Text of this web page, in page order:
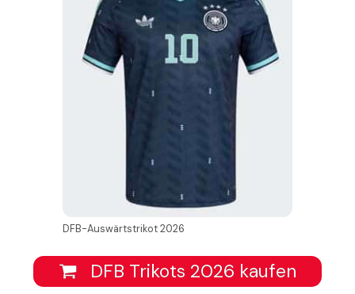
DFB-Auswärtstrikot 2026
DFB Trikots 2026 kaufen